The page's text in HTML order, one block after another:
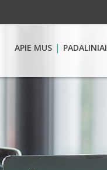
APIE MUS PADALINIAI